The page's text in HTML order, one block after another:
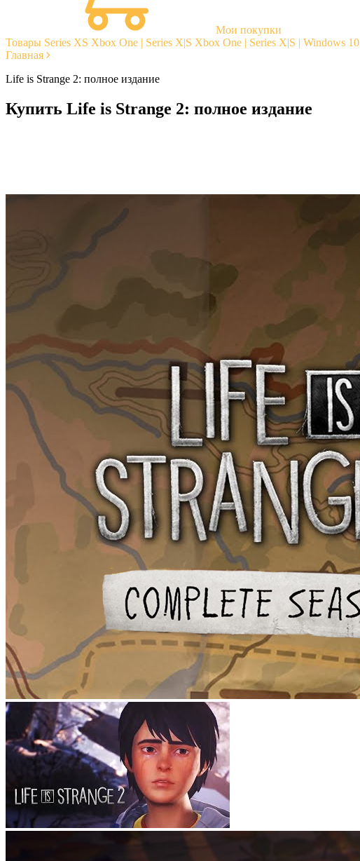
Мои покупки
Товары Series XS Xbox One | Series X|S Xbox One | Series X|S | Windows 10
Главная
Life is Strange 2: полное издание
Купить Life is Strange 2: полное издание